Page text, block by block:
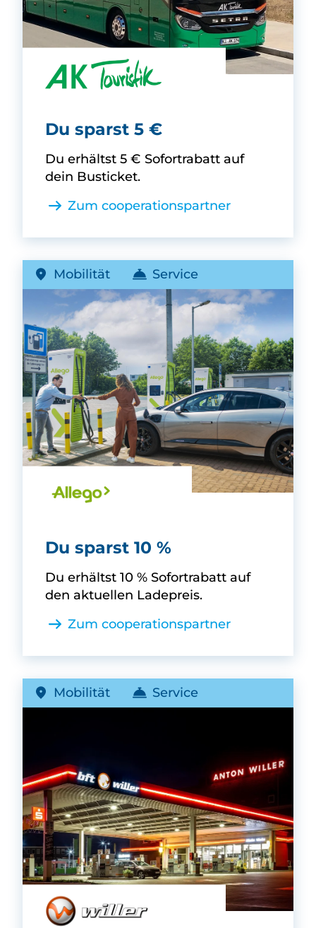
AK Touristik -
Du sparst 5 €
Du erhältst 5 € Sofortrabatt auf
dein Busticket.
Zum cooperationspartner
Mobilität Service
Allego GmbH -
Du sparst 10 %
Du erhältst 10 % Sofortrabatt auf
den aktuellen Ladepreis.
Zum cooperationspartner
Mobilität Service